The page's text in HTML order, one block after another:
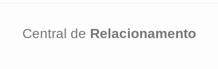
Central de Relacionamento